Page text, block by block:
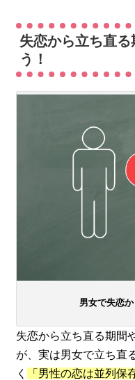
失恋から立ち直
う！
男女で失恋
失恋から立ち直る期間
が、実は男女で立ち直
く
「男性の恋は並列保